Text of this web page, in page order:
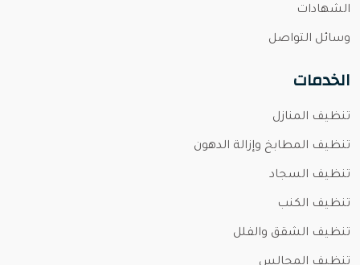
الشهادات
وسائل التواصل
الخدمات
تنظيف المنازل
تنظيف المطابخ وإزالة الدهون
تنظيف السجاد
تنظيف الكنب
تنظيف الشقق والفلل